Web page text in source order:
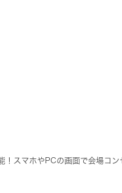
スマホやPCの画面で会場コ